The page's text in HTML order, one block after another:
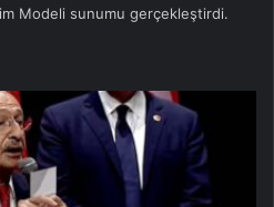
Modeli sunumu gerçekleştirdi.